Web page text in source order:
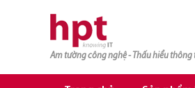
Am tường công nghệ - Thấu hiểu thông
TRANG CHỦ
TRANG CHỦ